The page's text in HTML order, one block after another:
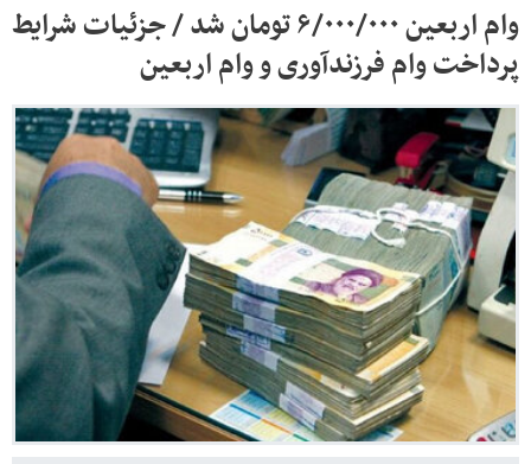
وام اربعین ۶/۰۰۰/۰۰۰ تومان شد / جزئیات شرایط
پرداخت وام‌ فرزندآوری و وام اربعین